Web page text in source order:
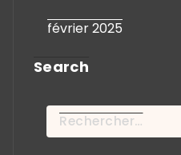
février 2025
Search
Rechercher :